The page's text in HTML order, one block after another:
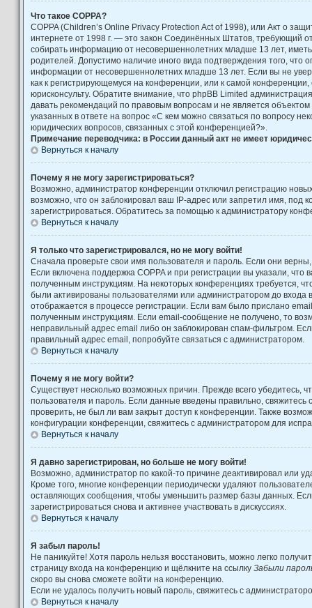
Что такое COPPA?
COPPA (Children’s Online Privacy Protection Act of 1998), или Акт о
интернете от 1998 г. — это закон Соединённых Штатов, требующий
собирать информацию от несовершеннолетних младше 13 лет, иметь
родителей. Допустимо наличие иного вида подтверждения того, что
информации от несовершеннолетних младше 13 лет. Если вы не
как к регистрирующемуся на конференции, или к самой
юрисконсульту. Обратите внимание, что phpBB Limited
давать рекомендаций по правовым вопросам и не является
указанных в ответе на вопрос «С кем можно связаться по вопросу
юридических вопросов, связанных с этой конференцией?».
Примечание переводчика: в России данный акт не имеет
Вернуться к началу
Почему я не могу зарегистрироваться?
Возможно, администратор конференции отключил регистрацию
возможно, что он заблокировал ваш IP-адрес или запретил имя, под
зарегистрироваться. Обратитесь за помощью к администратору
Вернуться к началу
Я только что зарегистрировался, но не могу войти!
Сначала проверьте свои имя пользователя и пароль. Если они
Если включена поддержка COPPA и при регистрации вы указали, что
полученным инструкциям. На некоторых конференциях требуется,
были активированы пользователями или администратором до входа
отображается в процессе регистрации. Если вам было прислано
полученным инструкциям. Если email-сообщение не получено, то
неправильный адрес email либо он заблокирован спам-фильтром.
правильный адрес email, попробуйте связаться с администратором.
Вернуться к началу
Почему я не могу войти?
Существует несколько возможных причин. Прежде всего убедитесь,
пользователя и пароль. Если данные введены правильно, свяжитесь
проверить, не был ли вам закрыт доступ к конференции. Также
конфигурации конференции, свяжитесь с администратором для
Вернуться к началу
Я давно зарегистрирован, но больше не могу войти!
Возможно, администратор по какой-то причине деактивировал или
Кроме того, многие конференции периодически удаляют
оставляющих сообщения, чтобы уменьшить размер базы данных.
зарегистрироваться снова и активнее участвовать в дискуссиях.
Вернуться к началу
Я забыл пароль!
Не паникуйте! Хотя пароль нельзя восстановить, можно легко
страницу входа на конференцию и щёлкните на ссылку Забыли
скоро вы снова сможете войти на конференцию.
Если не удалось получить новый пароль, свяжитесь с
Вернуться к началу